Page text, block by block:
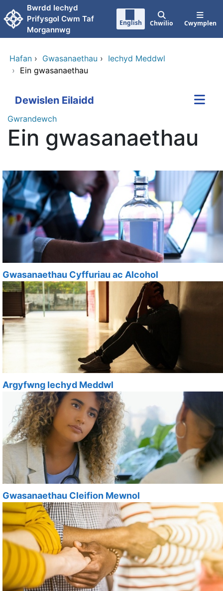
Neidio i'r prif gynnwy
Bwrdd Iechyd
Prifysgol Cwm Taf
Morgannwg
English Chwilio Cwymplen
Hafan › Gwasanaethau › Iechyd Meddwl
› Ein gwasanaethau
Dewislen Eilaidd
Gwrandewch
Ein gwasanaethau
Gwasanaethau Cyffuriau ac Alcohol
Argyfwng Iechyd Meddwl
Gwasanaethau Cleifion Mewnol